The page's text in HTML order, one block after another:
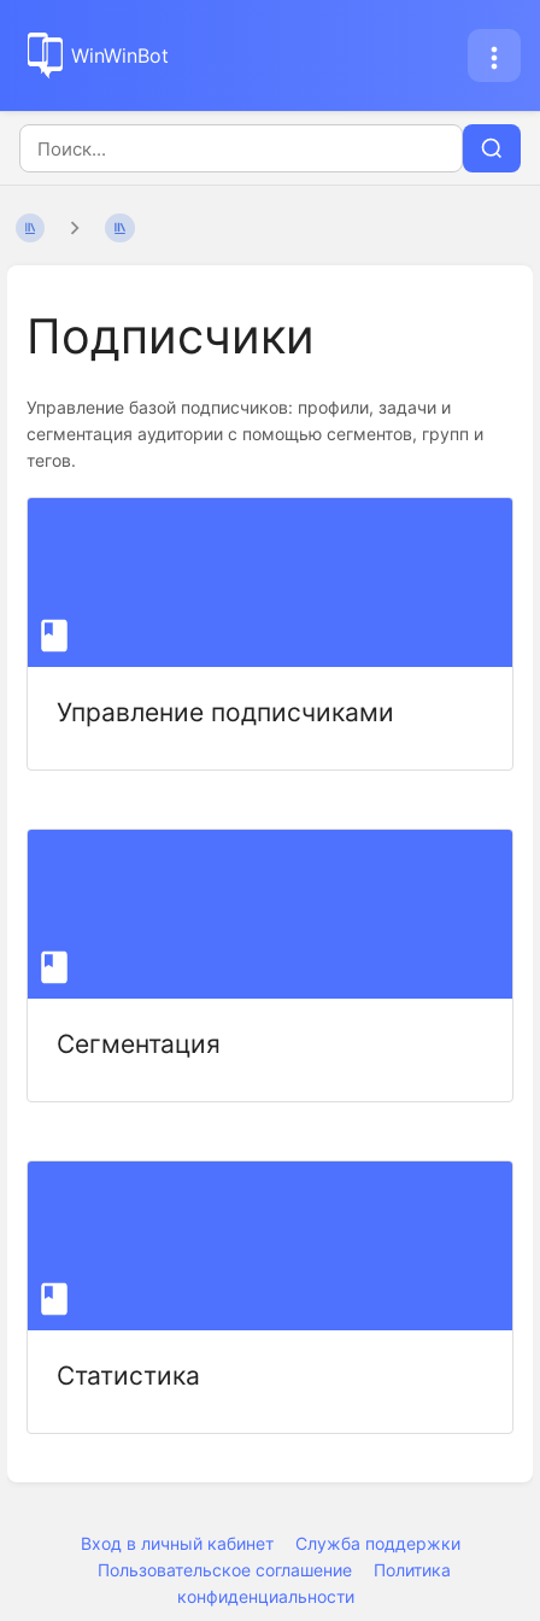
WinWinBot
Подписчики
Управление базой подписчиков: профили, задачи и
сегментация аудитории с помощью сегментов, групп и
тегов.
Управление подписчиками
Сегментация
Статистика
Вход в личный кабинет
Служба поддержки
Пользовательское соглашение
Политика
конфиденциальности